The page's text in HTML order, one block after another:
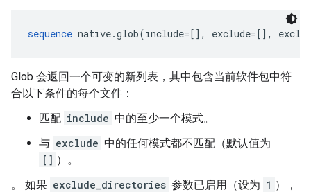
sequence native.glob(include=[], exclude=[],
Glob 会返回一个可变的新列表，其中包含当前软件包中符
合以下条件的每个文件：
匹配 include 中的至少一个模式。
与 exclude 中的任何模式都不匹配（默认值为
[] ）。
。 如果 exclude_directories 参数已启用（设为 1 ），